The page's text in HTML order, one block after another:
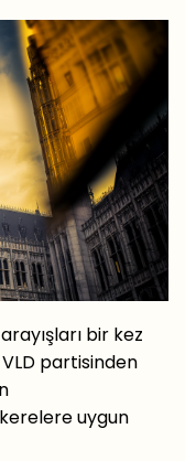
bir kez
partisinden
uygun